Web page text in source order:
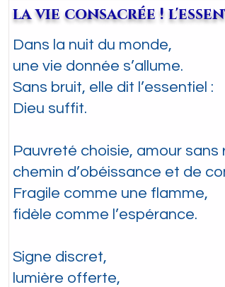
la vie consacrée !
Dans la nuit du monde,
une vie donnée s’allume.
Sans bruit, elle dit l’essentiel :
Dieu suffit.
Pauvreté choisie, amour sans
chemin d’obéissance et de
Fragile comme une flamme,
fidèle comme l’espérance.
Signe discret,
lumière offerte,